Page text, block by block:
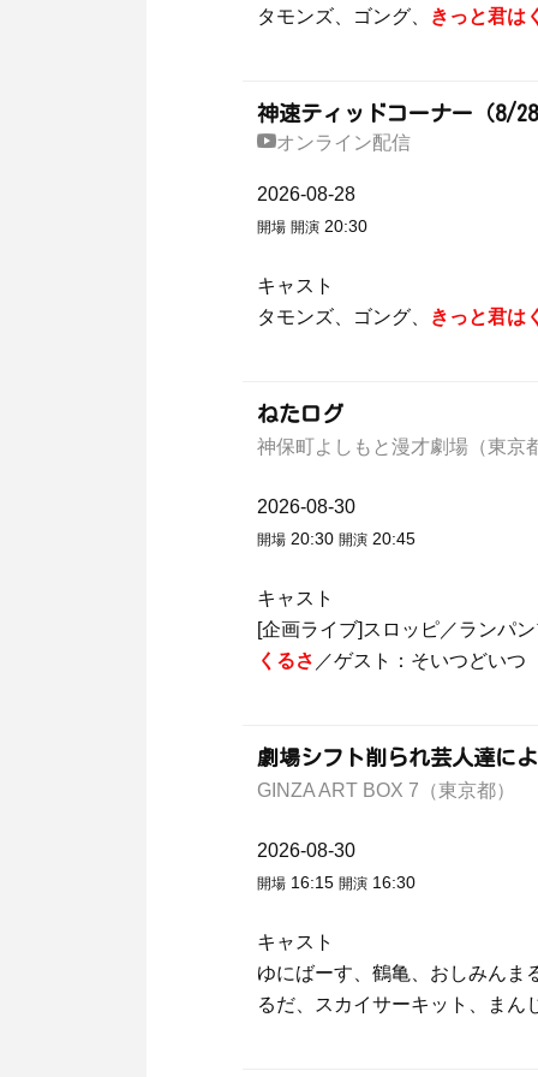
タモンズ、ゴング、 きっと君は
神速ティッドコーナー（8/
オンライン配信
2026-08-28
開場 開演 20:30
キャスト
タモンズ、ゴング、
きっと君は
ねたログ
神保町よしもと漫才劇場（東京
2026-08-30
開場 20:30 開演 20:45
キャスト
[企画ライブ]スロッピ／ランパ
くるさ ／ゲスト：そいつどいつ
劇場シフト削られ芸人達に
GINZA ART BOX 7（東京都）
2026-08-30
開場 16:15 開演 16:30
キャスト
ゆにばーす、鶴亀、おしみんま
るだ、スカイサーキット、まん